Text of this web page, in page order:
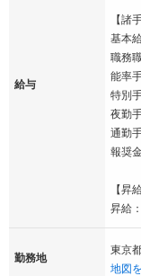
給与
【諸
基本
職務
能率
特別
夜勤
通勤
報奨
【昇
昇給
勤務地
東京
地図